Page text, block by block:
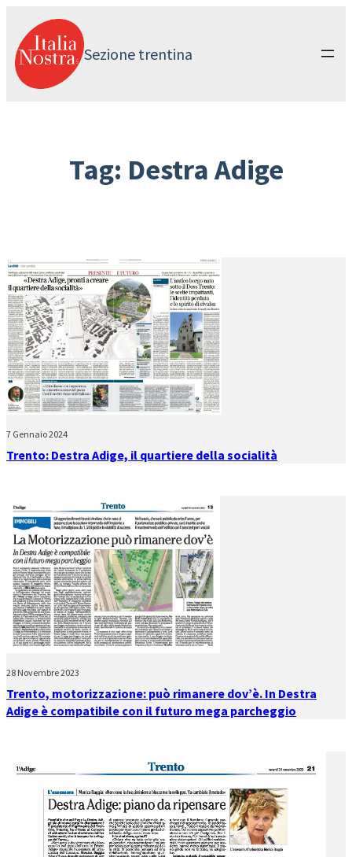
contenuto
Sezione trentina
Tag: Destra Adige
7 Gennaio 2024
Trento: Destra Adige, il quartiere della socialità
28 Novembre 2023
Trento, motorizzazione: può rimanere dov’è. In Destra
Adige è compatibile con il futuro mega parcheggio